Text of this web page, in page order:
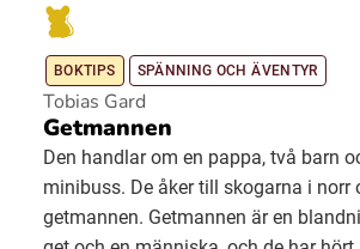
BOKTIPS SPÄNNING OCH ÄVENTYR
Tobias Gard
Getmannen
Den handlar om en pappa, två barn
minibuss. De åker till skogarna i norr
getmannen. Getmannen är en